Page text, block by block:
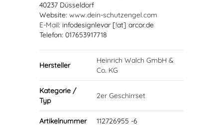
40237 Düsseldorf
Website: www.dein-schutzengel.com
E-Mail: infodesignlevar [!at] arcor.de
Telefon: 017653917718
Hersteller
Heinrich Walch GmbH &
Co. KG
Kategorie /
Typ
2er Geschirrset
Artikelnummer 112726955 -6